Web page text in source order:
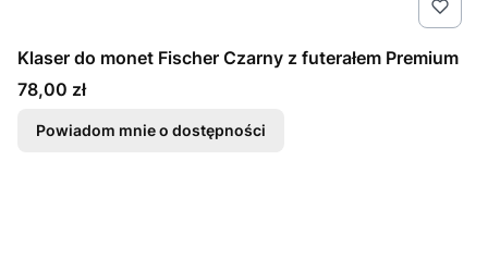
Klaser do monet Fischer Czarny z futerałem Premium
Cena
78,00 zł
Powiadom mnie o dostępności